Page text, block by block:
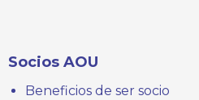
Socios AOU
Beneficios de ser socio